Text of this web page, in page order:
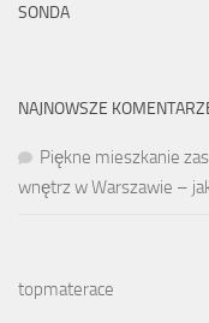
SONDA
NAJNOWSZE
Piękne mieszkanie
wnętrz w Warszawie –
topmaterace